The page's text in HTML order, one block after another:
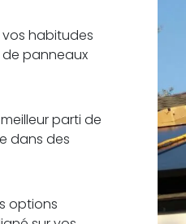
habitudes
panneaux
parti de
dans des
options